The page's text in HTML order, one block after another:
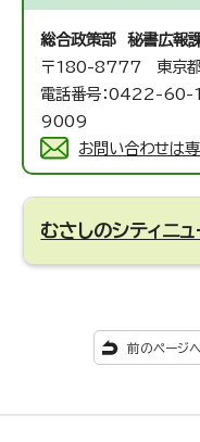
総合政策部 秘書広報課
〒180-8777 東京
電話番号：0422-
9009
お問い合わせは専
むさしのシティニュ
前のページ